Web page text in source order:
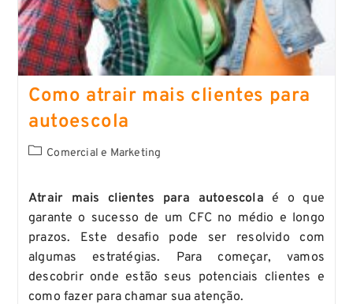
Como atrair mais clientes para
autoescola
Comercial e Marketing
Atrair mais clientes para autoescola é o que
garante o sucesso de um CFC no médio e longo
prazos. Este desafio pode ser resolvido com
algumas estratégias. Para começar, vamos
descobrir onde estão seus potenciais clientes e
como fazer para chamar sua atenção.